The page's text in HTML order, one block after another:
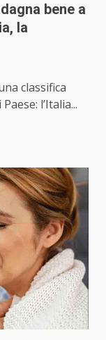
bene a
la
classifica
l’Italia...